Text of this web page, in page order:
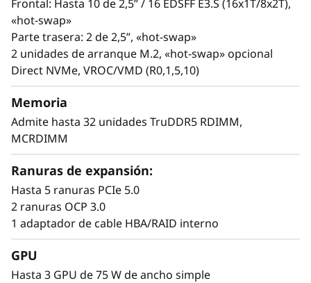
o
n
e
horizontal en segmentos de cliente como
proveedores de servicios en la nube (CSP) y
servicios de telecomunicaciones y financieros.
bastidor maximiza el número de cargas de
trabajo gestionadas por bastidor. Con el SR630
V4 el cliente puede consolidar cargas de
de datos y planificar con facilidad futuras
ampliaciones.
Frontal: Hasta 10 de 2,5” / 16 EDSFF E3.S (16x1T/8x2T),
«hot-swap»
Parte trasera: 2 de 2,5”, «hot-swap»
2 unidades de arranque M.2, «hot-swap» opcional
Direct NVMe, VROC/VMD (R0,1,5,10)
Memoria
Admite hasta 32 unidades TruDDR5 RDIMM,
MCRDIMM
Ranuras de expansión:
Hasta 5 ranuras PCIe 5.0
2 ranuras OCP 3.0
1 adaptador de cable HBA/RAID interno
GPU
Hasta 3 GPU de 75 W de ancho simple